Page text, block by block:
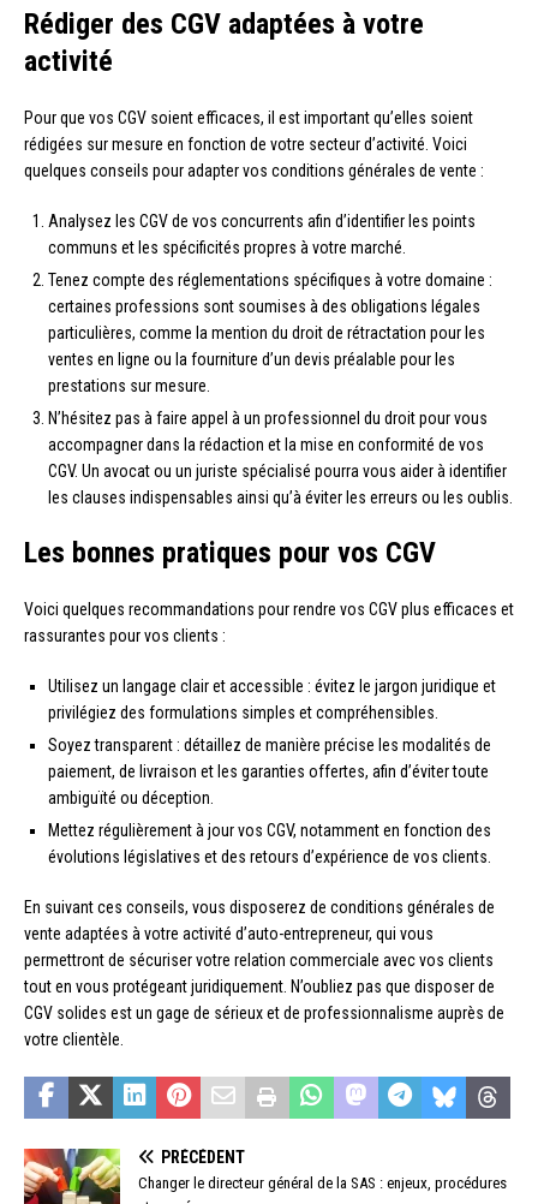
Rédiger des CGV adaptées à votre
activité
Pour que vos CGV soient efficaces, il est important qu’elles soient
rédigées sur mesure en fonction de votre secteur d’activité. Voici
quelques conseils pour adapter vos conditions générales de vente :
Analysez les CGV de vos concurrents afin d’identifier les points
communs et les spécificités propres à votre marché.
Tenez compte des réglementations spécifiques à votre domaine :
certaines professions sont soumises à des obligations légales
particulières, comme la mention du droit de rétractation pour les
ventes en ligne ou la fourniture d’un devis préalable pour les
prestations sur mesure.
N’hésitez pas à faire appel à un professionnel du droit pour vous
accompagner dans la rédaction et la mise en conformité de vos
CGV. Un avocat ou un juriste spécialisé pourra vous aider à identifier
les clauses indispensables ainsi qu’à éviter les erreurs ou les oublis.
Les bonnes pratiques pour vos CGV
Voici quelques recommandations pour rendre vos CGV plus efficaces et
rassurantes pour vos clients :
Utilisez un langage clair et accessible : évitez le jargon juridique et
privilégiez des formulations simples et compréhensibles.
Soyez transparent : détaillez de manière précise les modalités de
paiement, de livraison et les garanties offertes, afin d’éviter toute
ambiguïté ou déception.
Mettez régulièrement à jour vos CGV, notamment en fonction des
évolutions législatives et des retours d’expérience de vos clients.
En suivant ces conseils, vous disposerez de conditions générales de
vente adaptées à votre activité d’auto-entrepreneur, qui vous
permettront de sécuriser votre relation commerciale avec vos clients
tout en vous protégeant juridiquement. N’oubliez pas que disposer de
CGV solides est un gage de sérieux et de professionnalisme auprès de
votre clientèle.
PRÉCÉDENT
Changer le directeur général de la SAS : enjeux, procédures